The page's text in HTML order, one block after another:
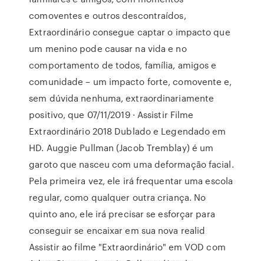
comoventes e outros descontraídos,
Extraordinário consegue captar o impacto que
um menino pode causar na vida e no
comportamento de todos, família, amigos e
comunidade – um impacto forte, comovente e,
sem dúvida nenhuma, extraordinariamente
positivo, que 07/11/2019 · Assistir Filme
Extraordinário 2018 Dublado e Legendado em
HD. Auggie Pullman (Jacob Tremblay) é um
garoto que nasceu com uma deformação facial.
Pela primeira vez, ele irá frequentar uma escola
regular, como qualquer outra criança. No
quinto ano, ele irá precisar se esforçar para
conseguir se encaixar em sua nova realid
Assistir ao filme "Extraordinário" em VOD com